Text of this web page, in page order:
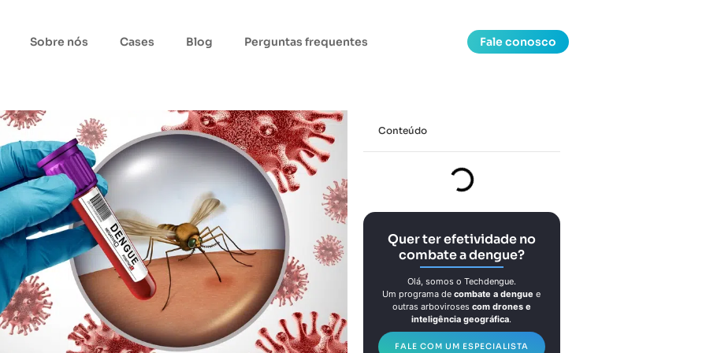
Sobre nós Cases Blog Perguntas frequentes Fale conosco
Conteúdo
Quer ter efetividade no
combate a dengue?
Olá, somos o Techdengue.
Um programa decombate a dengue e
outras arboviroses com drones e
inteligência geográfica.
FALE COM UM ESPECIALISTA